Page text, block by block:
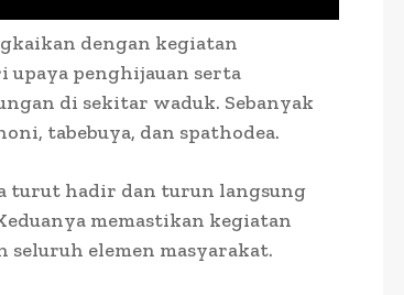
dengan kegiatan
upaya penghijauan serta
di sekitar waduk. Sebanyak
tabebuya, dan spathodea.
turut hadir dan turun langsung
memastikan kegiatan
elemen masyarakat.